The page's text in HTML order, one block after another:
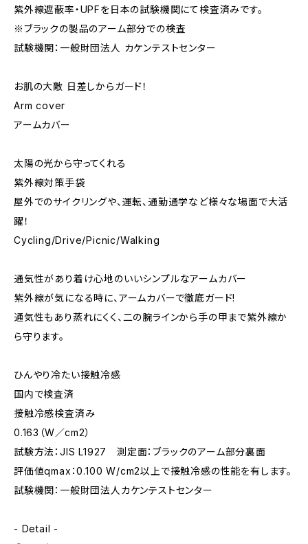
紫外線遮蔽率・UPFを日本の試験機関にて検査済みです。
※ブラックの製品のアーム部分での検査
試験機関：一般財団法人 カケンテストセンター
お肌の大敵 日差しからガード！
Arm cover
アームカバー
太陽の光から守ってくれる
紫外線対策手袋
屋外でのサイクリングや、運転、通勤通学など様々な場面で大活
躍！
Cycling/Drive/Picnic/Walking
通気性があり着け心地のいいシンプルなアームカバー
紫外線が気になる時に、アームカバーで徹底ガード!
通気性もあり蒸れにくく、二の腕ラインから手の甲まで紫外線か
ら守ります。
ひんやり冷たい接触冷感
国内で検査済
接触冷感検査済み
0.163（W／cm2）
試験方法：JIS L1927 測定面：ブラックのアーム部分裏面
評価値qmax：0.100 W/cm2以上で接触冷感の性能を有します。
試験機関：一般財団法人カケンテストセンター
- Detail -